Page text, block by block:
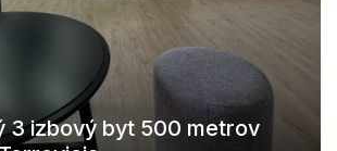
3 izbový byt 500 metrov